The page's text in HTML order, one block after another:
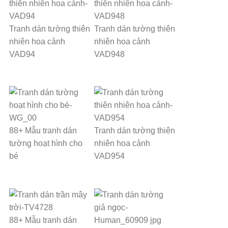
Tranh dán tường thiên
nhiên hoa cảnh
VAD94
Tranh dán tường thiên
nhiên hoa cảnh
VAD948
88+ Mẫu tranh dán
tường hoạt hình cho
bé
Tranh dán tường thiên
nhiên hoa cảnh
VAD954
88+ Mẫu tranh dán